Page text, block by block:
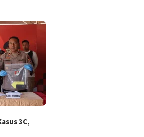
Dana BTT NTB Rp484 Miliar
tak Muncul dalam LHP BPK,
Legislator PDI Perjuangan
Desak Audit Investigatif
3C,